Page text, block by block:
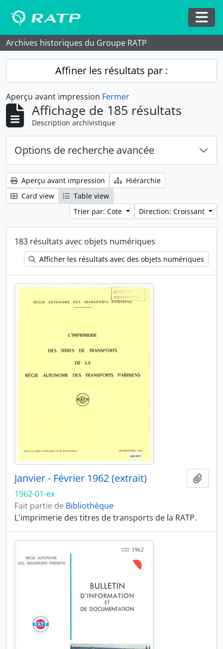
Archives historiques du Groupe RATP
Affiner les résultats par :
Aperçu avant impression Fermer
Affichage de 185 résultats
Description archivistique
Options de recherche avancée
Aperçu avant impression
Hiérarchie
Card view
Table view
Trier par: Cote
Direction: Croissant
183 résultats avec objets numériques
Afficher les résultats avec des objets numériques
Janvier - Février 1962 (extrait)
1962-01-ex
Fait partie de Bibliothèque
L'imprimerie des titres de transports de la RATP.